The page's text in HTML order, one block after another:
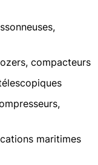
compacteurs
maritimes